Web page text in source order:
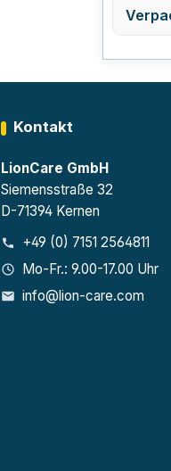
Kontakt
LionCare GmbH
Siemensstraße 32
D-71394 Kernen
+49 (0) 7151 2564811
Mo-Fr.: 9.00-17.00 Uhr
info@lion-care.com